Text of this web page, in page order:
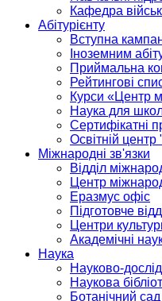
Кафедра
Абітурієнту
Вступна
Іноземним
Приймальна
Рейтингові
Курси «Центр
Наука для
Сертифікатні
Освітній
Міжнародні зв'язки
Відділ
Центр
Еразмус офіс
Підготовче
Центри
Академічні
Наука
Науково-
Наукова
Ботанічний сад